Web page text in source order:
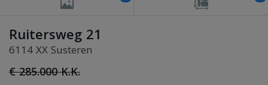
Ruitersweg 21
6114 XX Susteren
€ 285.000 K.K.